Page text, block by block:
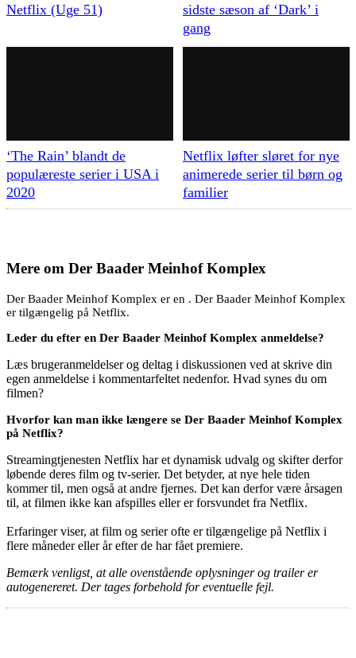
Netflix (Uge 51)
sidste sæson af ‘Dark’ i
gang
‘The Rain’ blandt de
populæreste serier i USA i
2020
Netflix løfter sløret for nye
animerede serier til børn og
familier
Mere om Der Baader Meinhof Komplex
Der Baader Meinhof Komplex er en . Der Baader Meinhof Komplex
er tilgængelig på Netflix.
Leder du efter en Der Baader Meinhof Komplex anmeldelse?
Læs brugeranmeldelser og deltag i diskussionen ved at skrive din
egen anmeldelse i kommentarfeltet nedenfor. Hvad synes du om
filmen?
Hvorfor kan man ikke længere se Der Baader Meinhof Komplex
på Netflix?
Streamingtjenesten Netflix har et dynamisk udvalg og skifter derfor
løbende deres film og tv-serier. Det betyder, at nye hele tiden
kommer til, men også at andre fjernes. Det kan derfor være årsagen
til, at filmen ikke kan afspilles eller er forsvundet fra Netflix.
Erfaringer viser, at film og serier ofte er tilgængelige på Netflix i
flere måneder eller år efter de har fået premiere.
Bemærk venligst, at alle ovenstående oplysninger og trailer er
autogenereret. Der tages forbehold for eventuelle fejl.